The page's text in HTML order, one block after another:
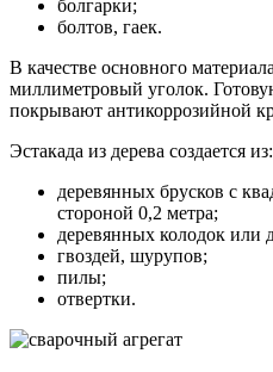
болгарки;
болтов, гаек.
В качестве основного
миллиметровый уголок.
покрывают антикоррозийной
Эстакада из дерева создается из:
деревянных брусков с
стороной 0,2 метра;
деревянных колодок или
гвоздей, шурупов;
пилы;
отвертки.